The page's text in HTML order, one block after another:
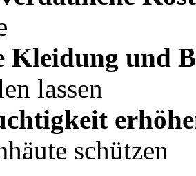
Kleidung und
lassen
schützen